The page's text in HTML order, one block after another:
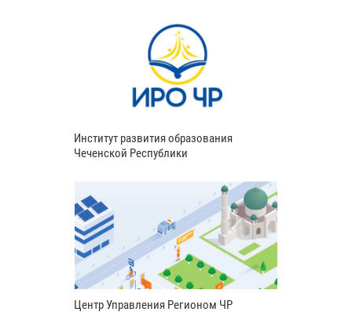
Институт развития образования
Чеченской Республики
Центр Управления Регионом ЧР